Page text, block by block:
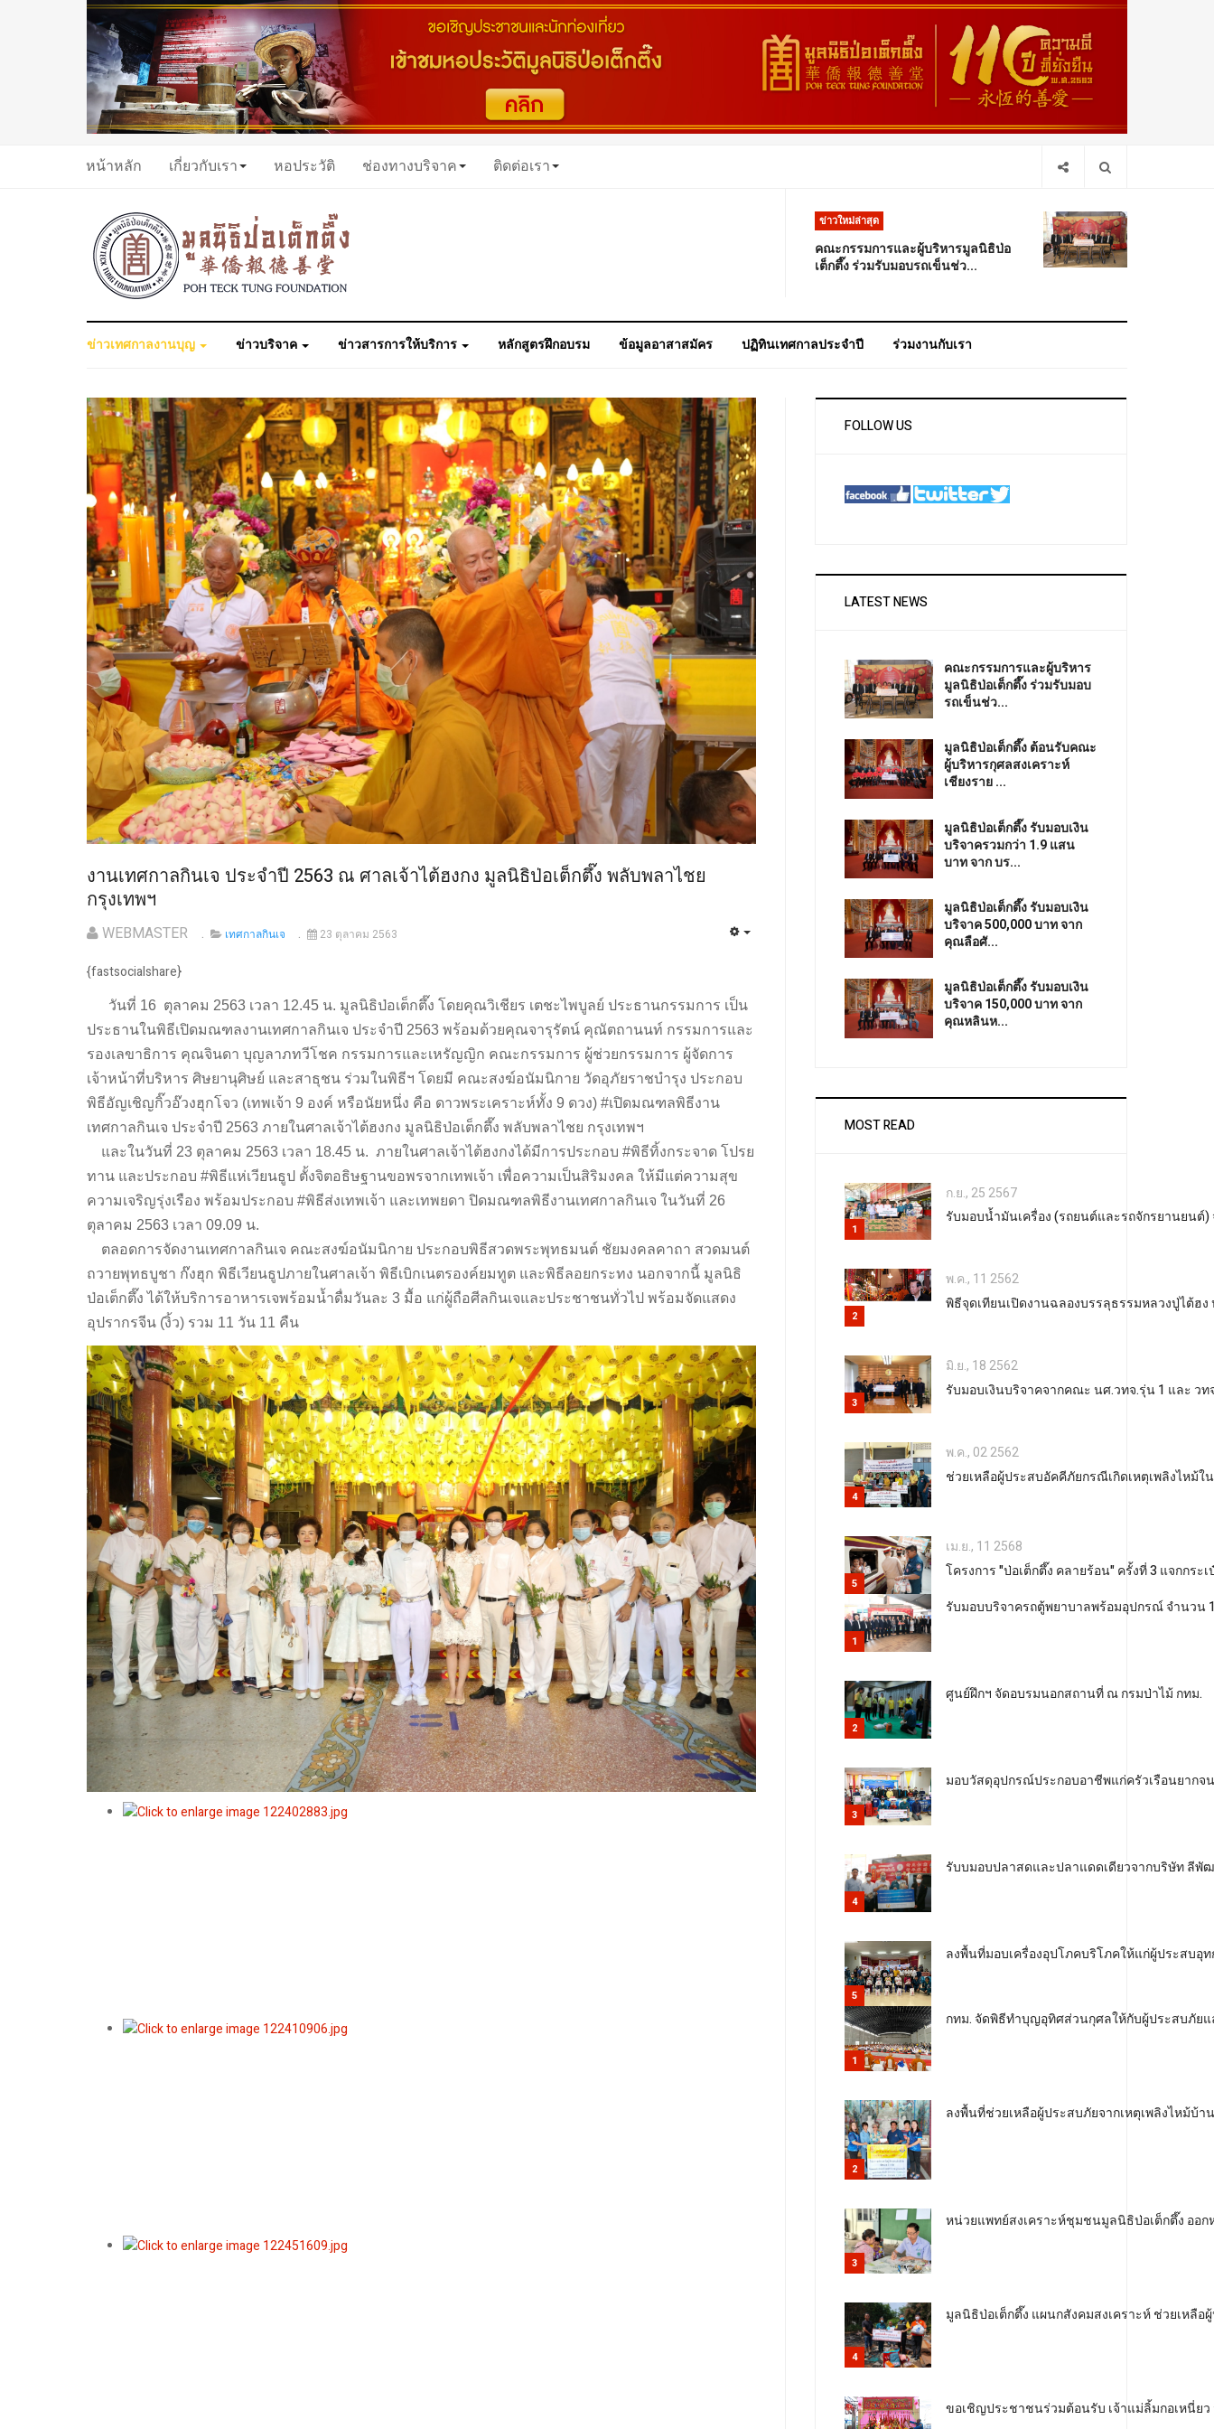
หน้าหลัก เกี่ยวกับเรา หอประวัติ ช่องทางบริจาค ติดต่อเรา
ข่าวใหม่ล่าสุด
คณะกรรมการและผู้บริหารมูลนิธิป่อ
เต็กตึ๊ง ร่วมรับมอบรถเข็นช่ว...
ข่าวเทศกาลงานบุญ ข่าวบริจาค ข่าวสารการให้บริการ หลักสูตรฝึกอบรม ข้อมูลอาสาสมัคร ปฏิทินเทศกาลประจำปี ร่วมงานกับเรา
งานเทศกาลกินเจ ประจำปี 2563 ณ ศาลเจ้าไต้ฮงกง มูลนิธิป่อเต็กตึ๊ง พลับพลาไชย
กรุงเทพฯ
WEBMASTER เทศกาลกินเจ 23 ตุลาคม 2563
{fastsocialshare}
วันที่ 16 ตุลาคม 2563 เวลา 12.45 น. มูลนิธิป่อเต็กตึ๊ง โดยคุณวิเชียร เตชะไพบูลย์ ประธานกรรมการ เป็น
ประธานในพิธีเปิดมณฑลงานเทศกาลกินเจ ประจำปี 2563 พร้อมด้วยคุณจารุรัตน์ คุณัตถานนท์ กรรมการและ
รองเลขาธิการ คุณจินดา บุญลาภทวีโชค กรรมการและเหรัญญิก คณะกรรมการ ผู้ช่วยกรรมการ ผู้จัดการ
เจ้าหน้าที่บริหาร ศิษยานุศิษย์ และสาธุชน ร่วมในพิธีฯ โดยมี คณะสงฆ์อนัมนิกาย วัดอุภัยราชบำรุง ประกอบ
พิธีอัญเชิญกิ๊วอ๊วงฮุกโจว (เทพเจ้า 9 องค์ หรือนัยหนึ่ง คือ ดาวพระเคราะห์ทั้ง 9 ดวง) #เปิดมณฑลพิธีงาน
เทศกาลกินเจ ประจำปี 2563 ภายในศาลเจ้าไต้ฮงกง มูลนิธิป่อเต็กตึ๊ง พลับพลาไชย กรุงเทพฯ
และในวันที่ 23 ตุลาคม 2563 เวลา 18.45 น. ภายในศาลเจ้าไต้ฮงกงได้มีการประกอบ #พิธีทิ้งกระจาด โปรย
ทาน และประกอบ #พิธีแห่เวียนธูป ตั้งจิตอธิษฐานขอพรจากเทพเจ้า เพื่อความเป็นสิริมงคล ให้มีแต่ความสุข
ความเจริญรุ่งเรือง พร้อมประกอบ #พิธีส่งเทพเจ้า และเทพยดา ปิดมณฑลพิธีงานเทศกาลกินเจ ในวันที่ 26
ตุลาคม 2563 เวลา 09.09 น.
ตลอดการจัดงานเทศกาลกินเจ คณะสงฆ์อนัมนิกาย ประกอบพิธีสวดพระพุทธมนต์ ชัยมงคลคาถา สวดมนต์
ถวายพุทธบูชา ก๊งฮุก พิธีเวียนธูปภายในศาลเจ้า พิธีเบิกเนตรองค์ยมทูต และพิธีลอยกระทง นอกจากนี้ มูลนิธิ
ป่อเต็กตึ๊ง ได้ให้บริการอาหารเจพร้อมน้ำดื่มวันละ 3 มื้อ แก่ผู้ถือศีลกินเจและประชาชนทั่วไป พร้อมจัดแสดง
อุปรากรจีน (งิ้ว) รวม 11 วัน 11 คืน
FOLLOW US
LATEST NEWS
คณะกรรมการและผู้บริหาร
มูลนิธิป่อเต็กตึ๊ง ร่วมรับมอบ
รถเข็นช่ว...
มูลนิธิป่อเต็กตึ๊ง ต้อนรับคณะ
ผู้บริหารกุศลสงเคราะห์
เชียงราย ...
มูลนิธิป่อเต็กตึ๊ง รับมอบเงิน
บริจาครวมกว่า 1.9 แสน
บาท จาก บร...
มูลนิธิป่อเต็กตึ๊ง รับมอบเงิน
บริจาค 500,000 บาท จาก
คุณลือศั...
มูลนิธิป่อเต็กตึ๊ง รับมอบเงิน
บริจาค 150,000 บาท จาก
คุณหลินห...
MOST READ
1
ก.ย., 25 2567
รับมอบน้ำมันเครื่อง (รถยนต์และรถจักรยานยนต์
2
พ.ค., 11 2562
พิธีจุดเทียนเปิดงานฉลองบรรลุธรรมหลวงปู่ไต้ฮง
3
มิ.ย., 18 2562
รับมอบเงินบริจาคจากคณะ นศ.วทจ.รุ่น 1 และ วท
4
พ.ค., 02 2562
ช่วยเหลือผู้ประสบอัคคีภัยกรณีเกิดเหตุเพลิงไห
5
เม.ย., 11 2568
โครงการ "ป่อเต็กตึ๊ง คลายร้อน" ครั้งที่ 3 แจกกร
1
รับมอบบริจาครถตู้พยาบาลพร้อมอุปกรณ์ จำนวน
2
ศูนย์ฝึกฯ จัดอบรมนอกสถานที่ ณ กรมป่าไม้ กทม.
3
มอบวัสดุอุปกรณ์ประกอบอาชีพแก่ครัวเรือนยากจ
4
รับบมอบปลาสดและปลาแดดเดียวจากบริษัท ลี
5
ลงพื้นที่มอบเครื่องอุปโภคบริโภคให้แก่ผู้ประสบอุ
1
กทม. จัดพิธีทำบุญอุทิศส่วนกุศลให้กับผู้ประสบภัย
2
ลงพื้นที่ช่วยเหลือผู้ประสบภัยจากเหตุเพลิงไหม้บ้
3
หน่วยแพทย์สงเคราะห์ชุมชนมูลนิธิป่อเต็กตึ๊ง ออ
4
มูลนิธิป่อเต็กตึ๊ง แผนกสังคมสงเคราะห์ ช่วยเหลื
ขอเชิญประชาชนร่วมต้อนรับ เจ้าแม่ลิ้มกอเหนี่ย